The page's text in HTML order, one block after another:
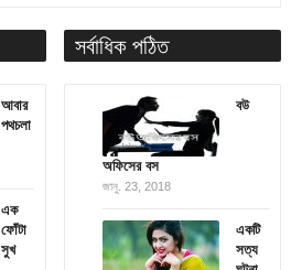
আবার
পথচলা
এক
ফোঁটা
সুখ
সর্বাধিক পঠিত
বউ
অফিসের বস
জানু. 23, 2018
একটি
সত্য